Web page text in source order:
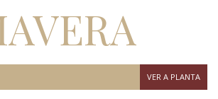
VER A PLANTA